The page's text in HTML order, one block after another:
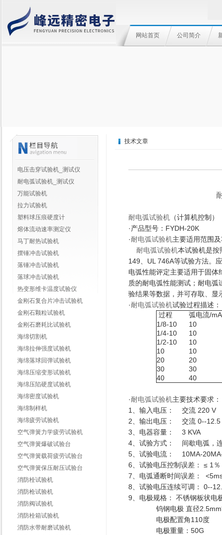
网站首页 公司简介
电压击穿试验机_测试仪
耐电弧试验机_测试仪
万能试验机
拉力试验机
塑料球压痕硬度计
熔体流动速率测定仪
马丁耐热试验机
摆锤冲击试验机
落锤冲击试验机
落球冲击试验机
热变形维卡温度试验仪
金刚石复合片冲击试验机
金刚石颗粒试验机
金刚石磨耗比试验机
海绵切割机
海绵拉伸强度试验机
海绵落球回弹试验机
海绵压缩变形试验机
海绵压陷硬度试验机
海绵密度试验机
海绵制样机
海绵疲劳试验机
空气弹簧力学疲劳试验机
空气弹簧爆破试验台
空气弹簧载荷疲劳试验台
空气弹簧保压耐压试验台
消防栓试验机
消防枪试验机
消防阀试验机
消防栓箱试验机
消防水带耐磨试验机
技术文章
耐电弧试验机 （计算机控制）
·产品型号： FYDH-20K
·耐电弧试验机主要适用范围
耐电弧试验机本试验机是按
149、UL 746A等试验方法。
电弧性能评定主要适用于固
质的耐电弧性能测试；耐电
验结果等数据，并可存取、显
·耐电弧试验机试验过程描述：
过程
弧电流/mA
1/8-10
10
1/4-10
10
1/2-10
10
10
10
20
20
30
30
40
40
·耐电弧试验机主要技术要求 ：
1、输入电压： 交流 220 V
2、输出电压： 交流 0--12.5
3、电器容量： 3 KVA
4、试验方式： 间歇电弧，
5、试验电流： 10MA-
6、试验电压控制误差： ≤ 1％
7、电弧通断时间误差：
8、试验电压连续可调： 0--
9、电极规格： 不锈钢板状电
钨钢电极 直径
电极配置角110度
电极重量：50G